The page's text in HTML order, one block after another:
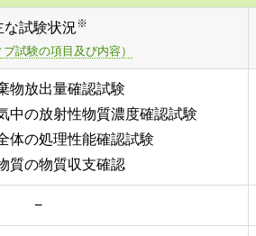
な試験状況※
ブ試験の項目及び内容）
物放出量確認試験
中の放射性物質濃度確認試験
体の処理性能確認試験
質の物質収支確認
−